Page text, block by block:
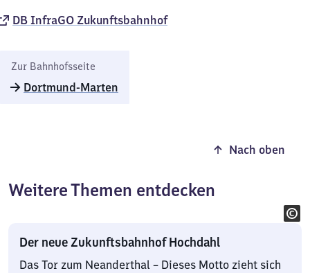
DB InfraGO Zukunftsbahnhof​
Zur Bahnhofsseite
Dortmund-Marten
Nach oben
Weitere Themen entdecken
Der neue Zukunftsbahnhof Hochdahl
Das Tor zum Neanderthal – Dieses Motto zieht sich